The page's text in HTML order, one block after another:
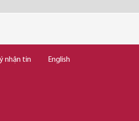
nhận tin English